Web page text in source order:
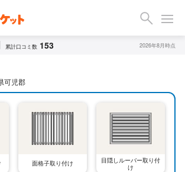
累計口コミ数 153 2026年8月時点
可児郡
面格子取り付け
目隠しルーバー取り付
け